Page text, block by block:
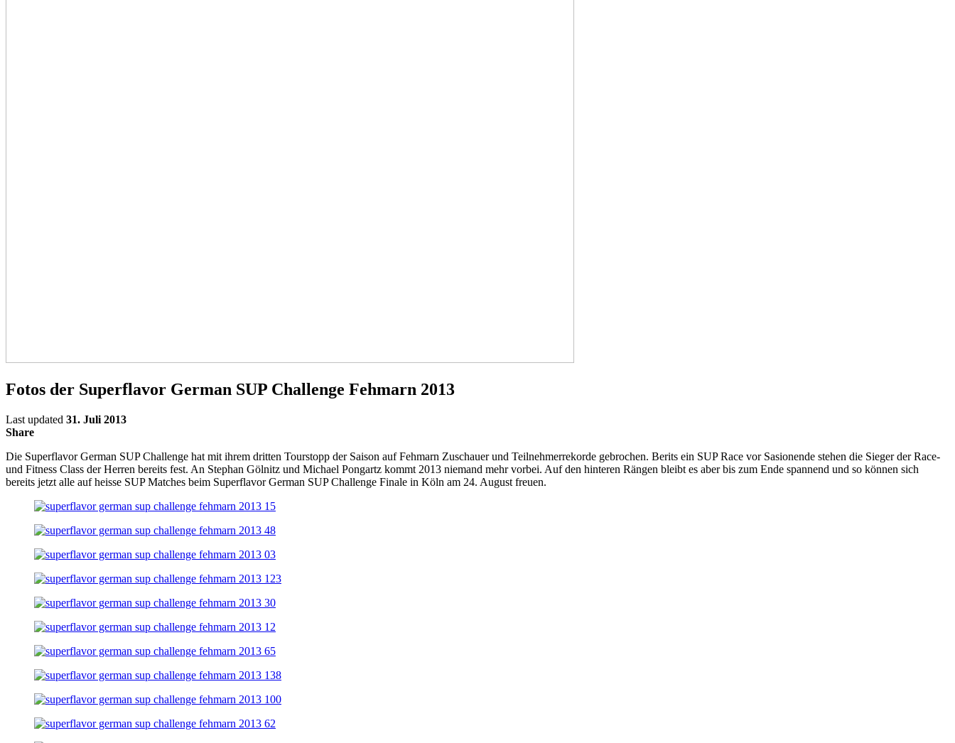
Fotos der Superflavor German SUP Challenge Fehmarn 2013
Last updated 31. Juli 2013
Share
Die Superflavor German SUP Challenge hat mit ihrem dritten Tourstopp der Saison auf Fehmarn Zuschauer und Teilnehmerrekorde gebrochen. Berits ein SUP Race vor Sasionende stehen die Sieger der Race-
und Fitness Class der Herren bereits fest. An Stephan Gölnitz und Michael Pongartz kommt 2013 niemand mehr vorbei. Auf den hinteren Rängen bleibt es aber bis zum Ende spannend und so können sich
bereits jetzt alle auf heisse SUP Matches beim Superflavor German SUP Challenge Finale in Köln am 24. August freuen.